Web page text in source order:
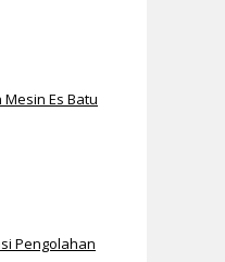
Es Batu
Pengolahan